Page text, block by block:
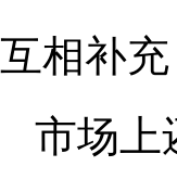
互相补
市场上